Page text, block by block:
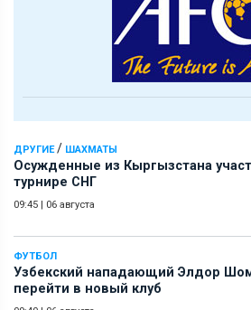
ДРУГИЕ/ ШАХМАТЫ
Осужденные из Кыргызстана
турнире СНГ
09:45 | 06 августа
ФУТБОЛ
Узбекский нападающий Элдор
перейти в новый клуб